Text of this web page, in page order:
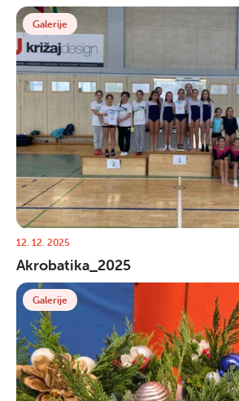
Galerije
12. 12. 2025
Akrobatika_2025
Galerije